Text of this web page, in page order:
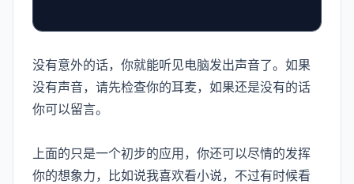
没有意外的话，你就能听见电脑发出声音了。如果
没有声音，请先检查你的耳麦，如果还是没有的话
你可以留言。
上面的只是一个初步的应用，你还可以尽情的发挥
你的想象力，比如说我喜欢看小说，不过有时候看